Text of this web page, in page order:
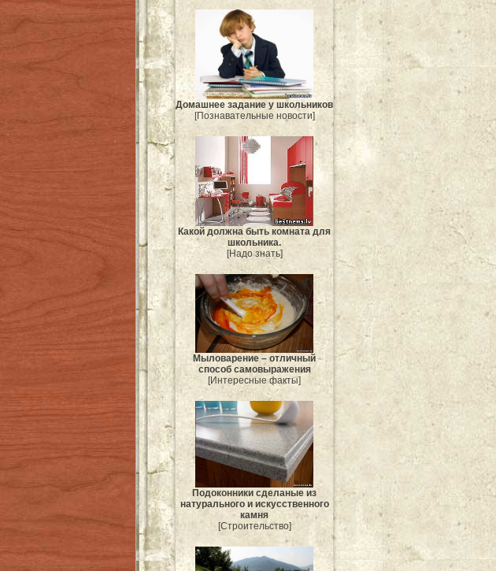
Домашнее задание у школьников
[Познавательные новости]
Какой должна быть комната для
школьника.
[Надо знать]
Мыловарение – отличный
способ самовыражения
[Интересные факты]
Подоконники сделаные из
натурального и искусственного
камня
[Строительство]